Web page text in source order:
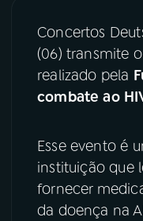
04PROGRAMAS
PODCASTS
06VIDEOCASTS
07 ÚLTIMAS
Concertos
(06) transmite
realizado pela
combate ao
Esse evento é
instituição que
fornecer
da doença na